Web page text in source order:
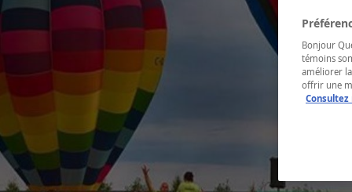
Bonjour
témoins
améliorer
offrir une